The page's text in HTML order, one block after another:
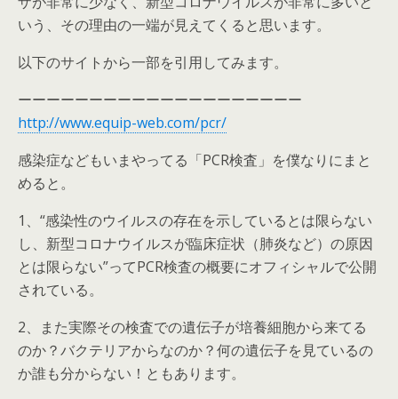
いう、その理由の一端が見えてくると思います。
以下のサイトから一部を引用してみます。
ーーーーーーーーーーーーーーーーーーーー
http://www.equip-web.com/pcr/
感染症などもいまやってる「PCR検査」を僕なりにまと
めると。
1、“感染性のウイルスの存在を示しているとは限らない
し、新型コロナウイルスが臨床症状（肺炎など）の原因
とは限らない”ってPCR検査の概要にオフィシャルで公開
されている。
2、また実際その検査での遺伝子が培養細胞から来てる
のか？バクテリアからなのか？何の遺伝子を見ているの
か誰も分からない！ともあります。